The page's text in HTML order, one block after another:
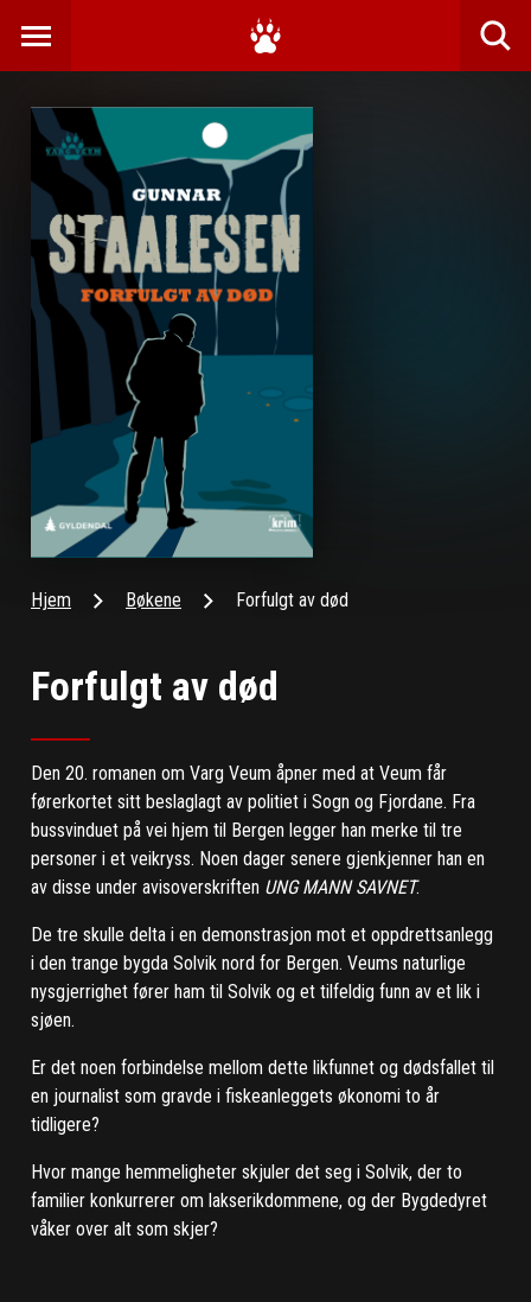
Hjem Bøkene Forfulgt av død
Forfulgt av død
Den 20. romanen om Varg Veum åpner med at Veum får
førerkortet sitt beslaglagt av politiet i Sogn og Fjordane. Fra
bussvinduet på vei hjem til Bergen legger han merke til tre
personer i et veikryss. Noen dager senere gjenkjenner han en
av disse under avisoverskriften UNG MANN SAVNET.
De tre skulle delta i en demonstrasjon mot et oppdrettsanlegg
i den trange bygda Solvik nord for Bergen. Veums naturlige
nysgjerrighet fører ham til Solvik og et tilfeldig funn av et lik i
sjøen.
Er det noen forbindelse mellom dette likfunnet og dødsfallet til
en journalist som gravde i fiskeanleggets økonomi to år
tidligere?
Hvor mange hemmeligheter skjuler det seg i Solvik, der to
familier konkurrerer om lakserikdommene, og der Bygdedyret
våker over alt som skjer?